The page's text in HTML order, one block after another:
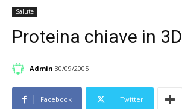
Salute
Proteina chiave in 3D
Admin 30/09/2005
Facebook Twitter